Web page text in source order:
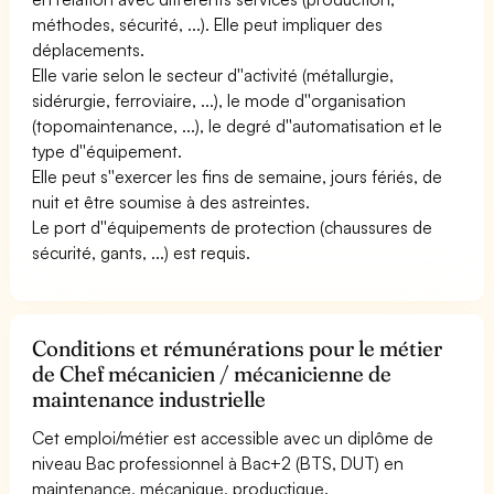
méthodes, sécurité, ...). Elle peut impliquer des
déplacements.
Elle varie selon le secteur d''activité (métallurgie,
sidérurgie, ferroviaire, ...), le mode d''organisation
(topomaintenance, ...), le degré d''automatisation et le
type d''équipement.
Elle peut s''exercer les fins de semaine, jours fériés, de
nuit et être soumise à des astreintes.
Le port d''équipements de protection (chaussures de
sécurité, gants, ...) est requis.
Conditions et rémunérations pour le métier
de Chef mécanicien / mécanicienne de
maintenance industrielle
Cet emploi/métier est accessible avec un diplôme de
niveau Bac professionnel à Bac+2 (BTS, DUT) en
maintenance, mécanique, productique.